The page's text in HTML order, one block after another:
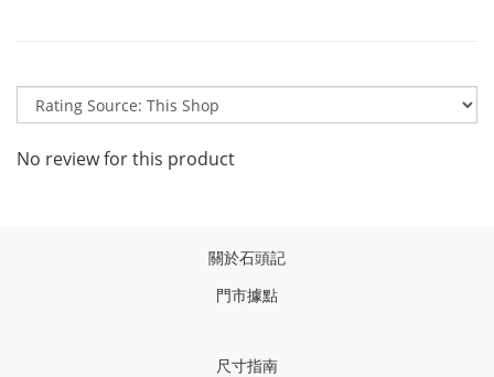
No review for this product
關於石頭記
門市據點
尺寸指南